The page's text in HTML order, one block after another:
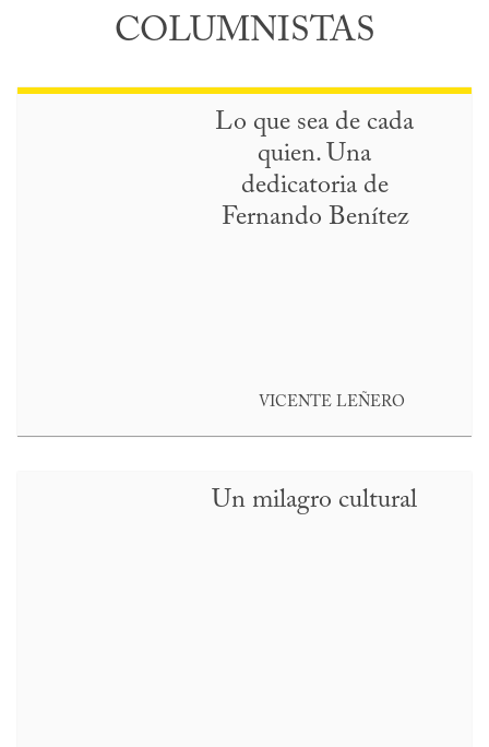
COLUMNISTAS
Lo que sea de cada
quien. Una
dedicatoria de
Fernando Benítez
VICENTE LEÑERO
Un milagro cultural